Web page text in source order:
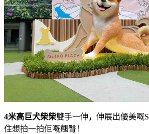
4米高巨犬柴柴雙手一伸， 伸展出優美嘅S
住想拍一拍佢嘅翹臀！